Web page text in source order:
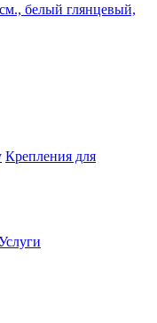
белый глянцевый,
Крепления для